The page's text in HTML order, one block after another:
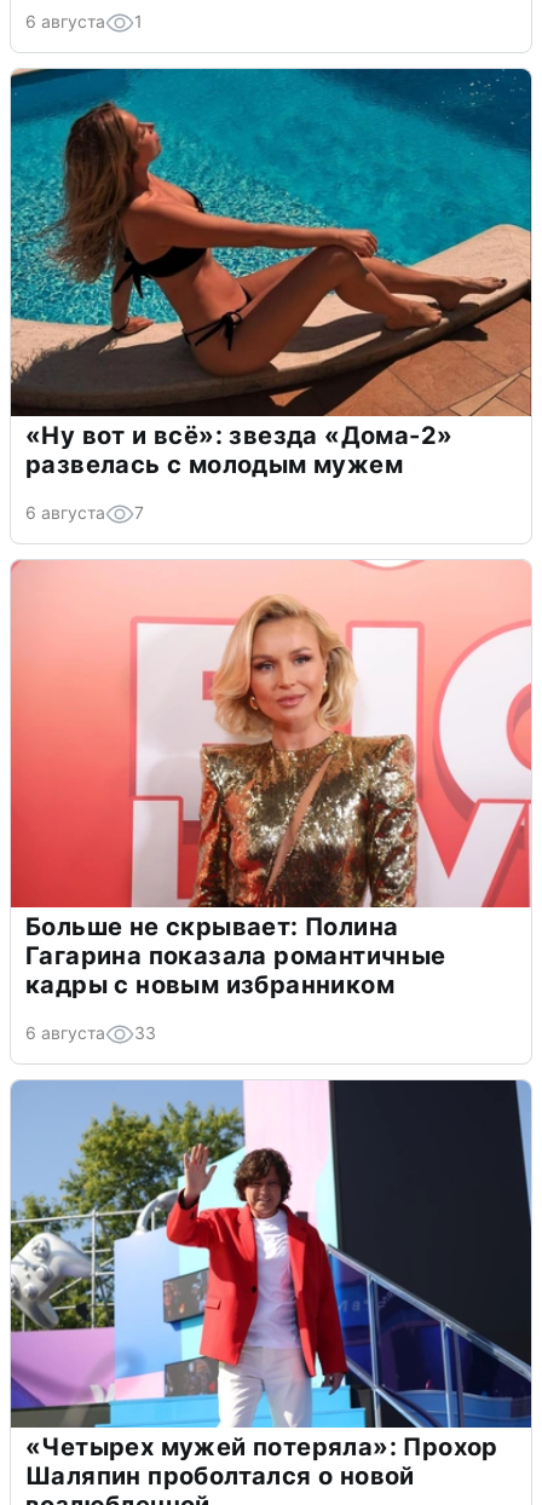
6 августа 1
«Ну вот и всё»: звезда «Дома-2»
развелась с молодым мужем
6 августа 7
Больше не скрывает: Полина
Гагарина показала романтичные
кадры с новым избранником
6 августа 33
«Четырех мужей потеряла»: Прохор
Шаляпин проболтался о новой